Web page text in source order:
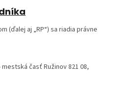
(ďalej aj „RP“) sa riadia právne
časť Ružinov 821 08,